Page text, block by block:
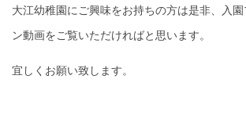
大江幼稚園にご興味をお持ちの方は是非、入
ン動画をご覧いただければと思います。
宜しくお願い致します。